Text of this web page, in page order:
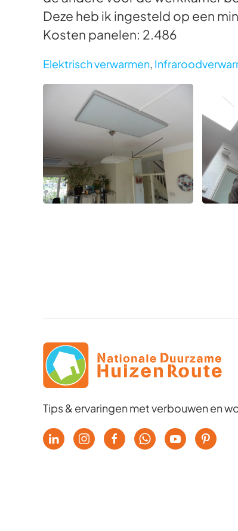
Deze heb ik ingesteld op een
Kosten panelen: 2.486
Elektrisch verwarmen,
Foto bekijken
Tips & ervaringen met verbouwen en